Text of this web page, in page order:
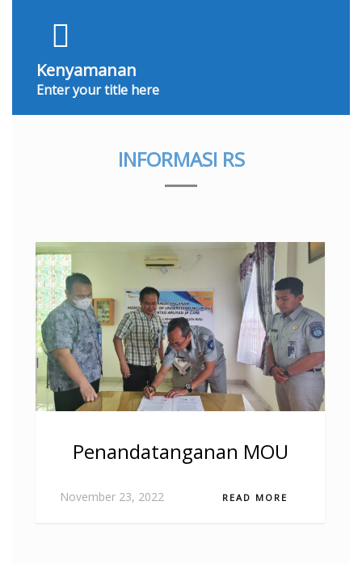
Kenyamanan
Enter your title here
INFORMASI RS
Penandatanganan MOU
November 23, 2022 READ MORE